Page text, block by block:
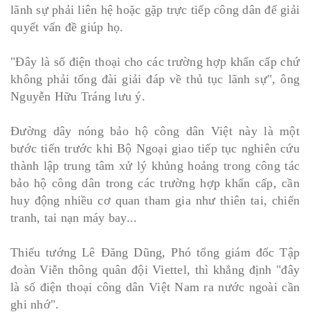
lãnh sự phải liên hệ hoặc gặp trực tiếp công dân để giải
quyết vấn đề giúp họ.
"Đây là số điện thoại cho các trường hợp khẩn cấp chứ
không phải tổng đài giải đáp về thủ tục lãnh sự", ông
Nguyễn Hữu Tráng lưu ý.
Đường dây nóng bảo hộ công dân Việt này là một
bước tiến trước khi Bộ Ngoại giao tiếp tục nghiên cứu
thành lập trung tâm xử lý khủng hoảng trong công tác
bảo hộ công dân trong các trường hợp khẩn cấp, cần
huy động nhiều cơ quan tham gia như thiên tai, chiến
tranh, tai nạn máy bay...
Thiếu tướng Lê Đăng Dũng, Phó tổng giám đốc Tập
đoàn Viễn thông quân đội Viettel, thì khẳng định "đây
là số điện thoại công dân Việt Nam ra nước ngoài cần
ghi nhớ".